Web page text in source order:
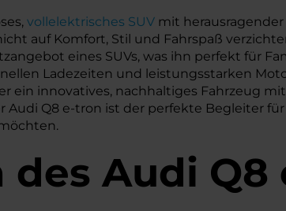
vollelektrisches SUV mit
auf Komfort, Stil und Fahrspaß
eines SUVs, was ihn perfekt für
Ladezeiten und leistungsstarken
ein innovatives, nachhaltiges Fahrzeug
Audi Q8 e-tron ist der perfekte Begleiter
des Audi Q8